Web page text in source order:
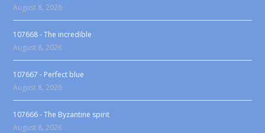
August 8, 2026
107668 - The incredible
August 8, 2026
107667 - Perfect blue
August 8, 2026
107666 - The Byzantine spirit
August 8, 2026